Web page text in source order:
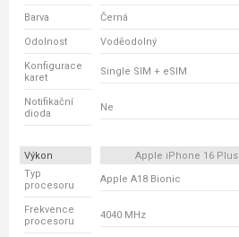
Barva Černá
Odolnost Voděodolný
Konfigurace
karet
Single SIM + eSIM
Notifikační
dioda
Ne
Výkon Apple iPhone 16 Plus
Typ
procesoru
Apple A18 Bionic
Frekvence
procesoru
4040 MHz